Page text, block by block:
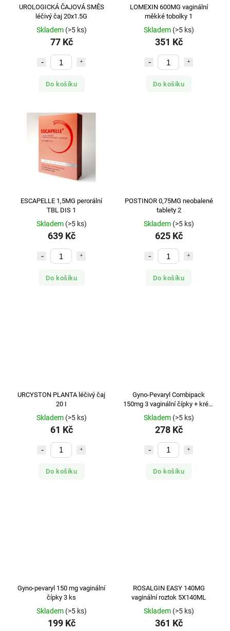
UROLOGICKÁ ČAJOVÁ SMĚS
léčivý čaj 20x1.5G
Skladem (>5 ks)
77 Kč
Do košíku
LOMEXIN 600MG vaginální
měkké tobolky 1
Skladem (>5 ks)
351 Kč
Do košíku
ESCAPELLE 1,5MG perorální
TBL DIS 1
Skladem (>5 ks)
639 Kč
Do košíku
POSTINOR 0,75MG neobalené
tablety 2
Skladem (>5 ks)
625 Kč
Do košíku
URCYSTON PLANTA léčivý čaj
20 I
Skladem (>5 ks)
61 Kč
Do košíku
Gyno-Pevaryl Combipack
150mg 3 vaginální čípky + krém
Skladem (>5 ks)
278 Kč
Do košíku
Gyno-pevaryl 150 mg vaginální
čípky 3 ks
Skladem (>5 ks)
199 Kč
ROSALGIN EASY 140MG
vaginální roztok 5X140ML
Skladem (>5 ks)
361 Kč